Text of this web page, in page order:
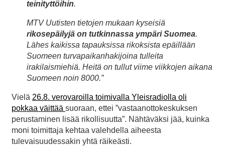
teinityttöihin.
MTV Uutisten tietojen mukaan kyseisiä
rikosepäilyjä on tutkinnassa ympäri Suomea.
Lähes kaikissa tapauksissa rikoksista epäillään
Suomeen turvapaikanhakijoina tulleita
irakilaismiehiä. Heitä on tullut viime viikkojen aikana
Suomeen noin 8000.”
Vielä 26.8. verovaroilla toimivalla Yleisradiolla oli
pokkaa väittää suoraan, ettei ”vastaanottokeskuksen
perustaminen lisää rikollisuutta”. Nähtäväksi jää, kuinka
moni toimittaja kehtaa valehdella aiheesta
tulevaisuudessakin yhtä räikeästi.